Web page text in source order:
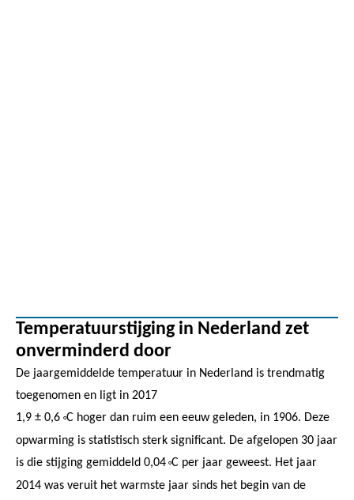
Temperatuurstijging in Nederland zet
onverminderd door
De jaargemiddelde temperatuur in Nederland is trendmatig
toegenomen en ligt in 2017
1,9 ± 0,6 °C hoger dan ruim een eeuw geleden, in 1906. Deze
opwarming is statistisch sterk significant. De afgelopen 30 jaar
is die stijging gemiddeld 0,04 °C per jaar geweest. Het jaar
2014 was veruit het warmste jaar sinds het begin van de